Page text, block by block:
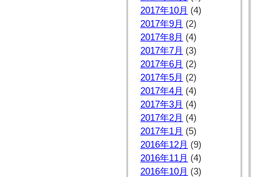
2017年10月 (4)
2017年9月 (2)
2017年8月 (4)
2017年7月 (3)
2017年6月 (2)
2017年5月 (2)
2017年4月 (4)
2017年3月 (4)
2017年2月 (4)
2017年1月 (5)
2016年12月 (9)
2016年11月 (4)
2016年10月 (3)